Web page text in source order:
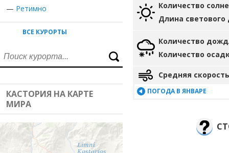
— Ретимно
ВСЕ КУРОРТЫ
КАСТОРИЯ НА КАРТЕ
МИРА
Количество
Длина светового
Количество
Количество
Средняя
ПОГОДА В ЯНВАРЕ